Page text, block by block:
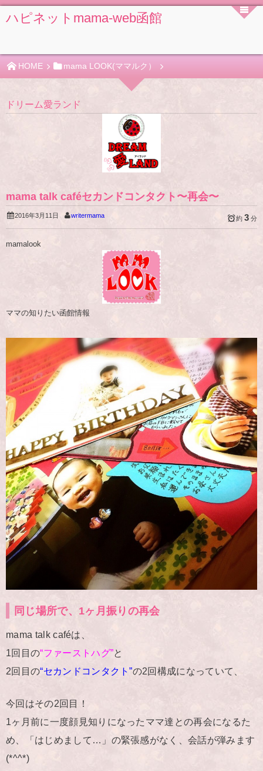
ハピネットmama-web函館
HOME mama LOOK(ママルク）
ドリーム愛ランド
mama talk caféセカンドコンタクト〜再会〜
2016年3月11日 writermama 約 3 分
mamalook
ママの知りたい函館情報
同じ場所で、1ヶ月振りの再会
mama talk caféは、
1回目の“ファーストハグ”と
2回目の“セカンドコンタクト”の2回構成になっていて、
今回はその2回目！
1ヶ月前に一度顔見知りになったママ達との再会になるた
め、「はじめまして…」の緊張感がなく、会話が弾みます
(*^^*)